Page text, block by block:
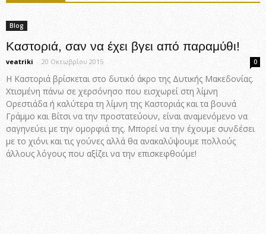
Blog
Καστοριά, σαν να έχει βγει από παραμύθι!
veatriki - 20 Οκτωβρίου 2015 0
Η Καστοριά βρίσκεται στο δυτικό άκρο της Δυτικής Μακεδονίας.
Χτισμένη πάνω σε χερσόνησο που εισχωρεί στη λίμνη
Ορεστιάδα ή καλύτερα τη λίμνη της Καστοριάς και τα βουνά
Γράμμο και Βίτσι να την προστατεύουν, είναι αναμενόμενο να
σαγηνεύει με την ομορφιά της. Μπορεί να την έχουμε συνδέσει
με το χιόνι και τις γούνες αλλά θα ανακαλύψουμε πολλούς
άλλους λόγους που αξίζει να την επισκεφθούμε!